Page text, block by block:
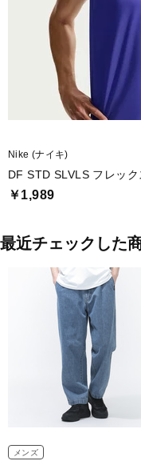
Nike (ナイキ)
DF STD SLVLS フレッ
￥1,989
最近チェックした
メンズ